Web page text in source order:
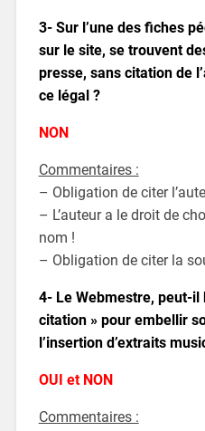
3- Sur l’une des fiches
sur le site, se trouvent
presse, sans citation de
ce légal ?
NON
Commentaires :
– Obligation de citer
– L’auteur a le droit de
nom !
– Obligation de citer la
4- Le Webmestre, peut-
citation » pour embellir
l’insertion d’extraits
OUI et NON
Commentaires :